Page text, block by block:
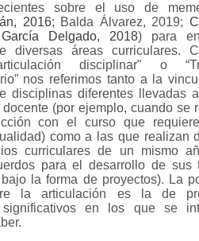
sobre el uso de
2016; Balda Álvarez, 2019;
García Delgado, 2018) para
diversas áreas curriculares.
disciplinar" o
nos referimos tanto a la
disciplinas diferen­tes llevadas
(por ejem­plo, cuando se
con el curso que
como a las que realizan
curricula­res de un mismo
para el desarrollo de sus
la forma de proyectos). La
la articulación es la de
significa­tivos en los que se